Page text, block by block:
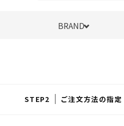
BRAND
ご注文方法の指定